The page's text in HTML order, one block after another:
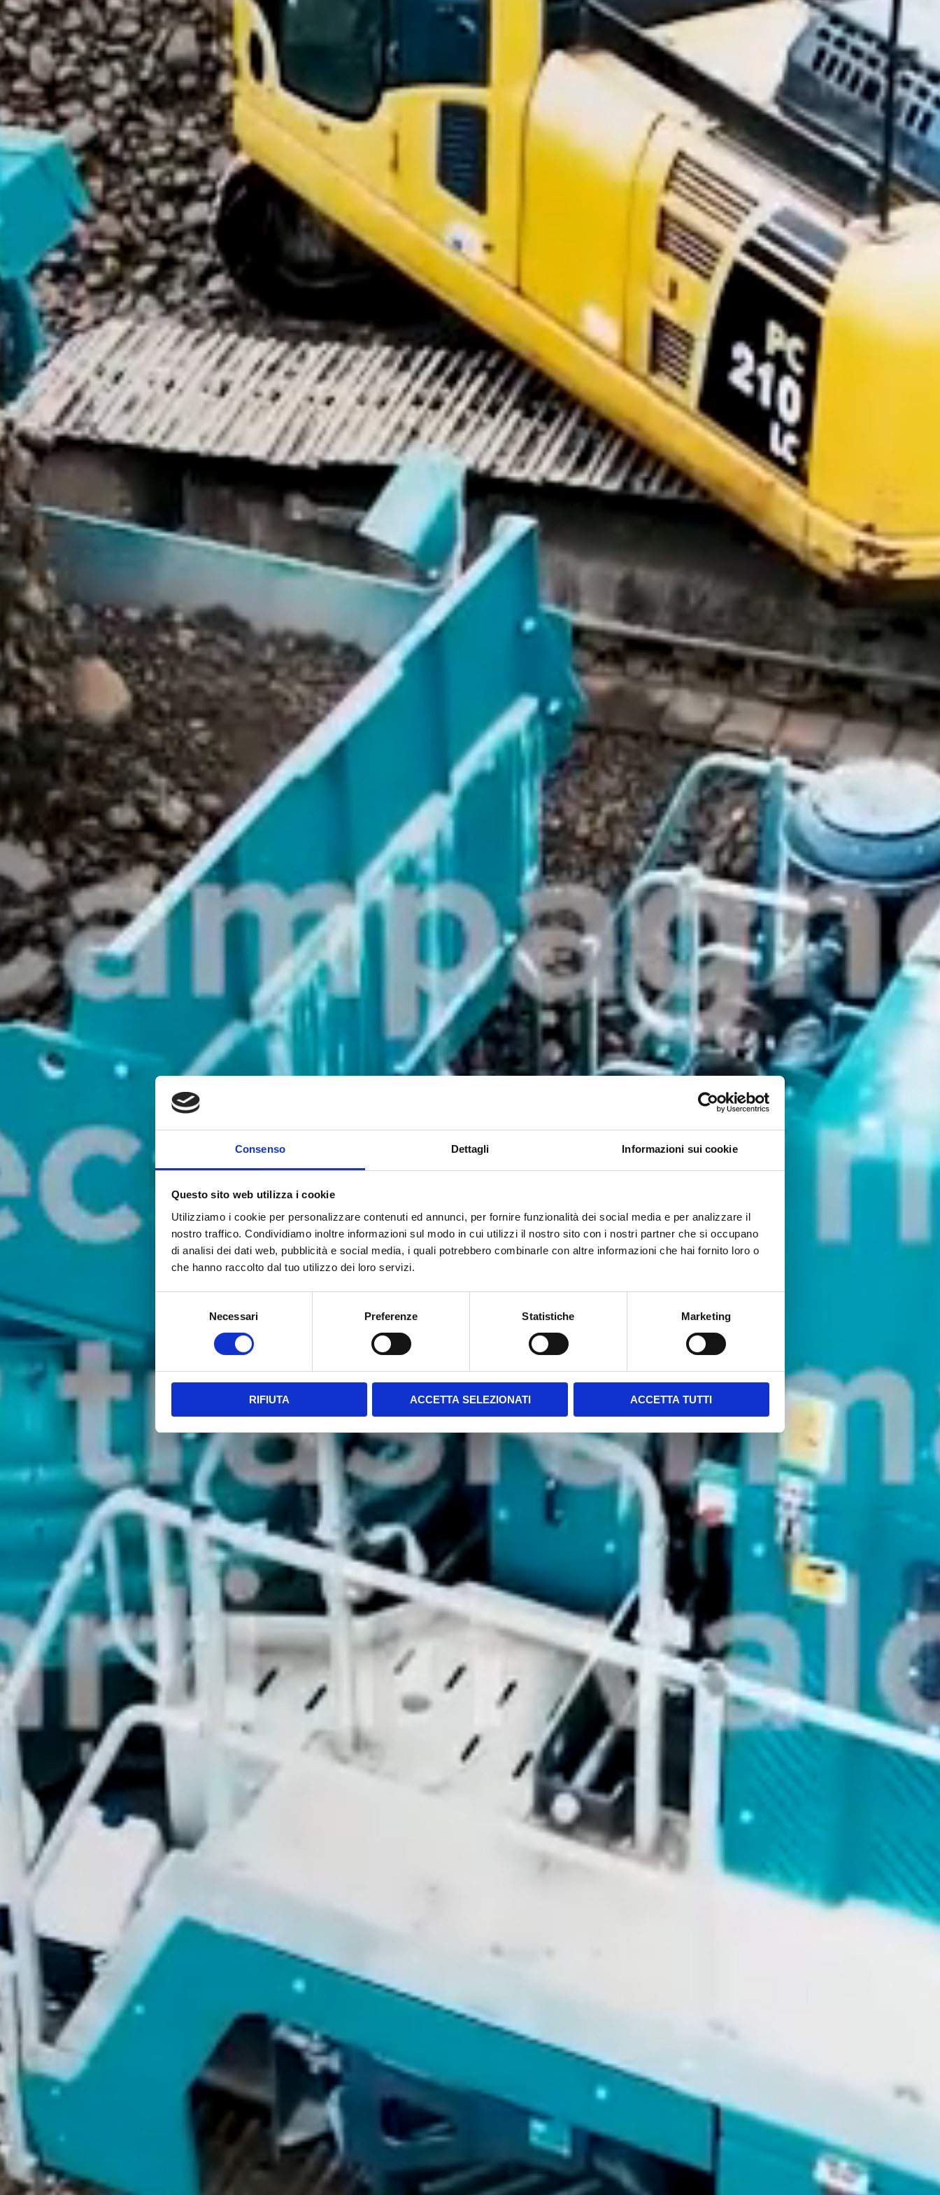
Consenso Dettagli Informazioni sui cookie
Questo sito web utilizza i cookie
Utilizziamo i cookie per personalizzare contenuti ed annunci, per fornire funzionalità dei social media e per analizzare il
nostro traffico. Condividiamo inoltre informazioni sul modo in cui utilizzi il nostro sito con i nostri partner che si occupano
di analisi dei dati web, pubblicità e social media, i quali potrebbero combinarle con altre informazioni che hai fornito loro o
che hanno raccolto dal tuo utilizzo dei loro servizi.
Necessari Preferenze Statistiche Marketing
RIFIUTA ACCETTA SELEZIONATI ACCETTA TUTTI